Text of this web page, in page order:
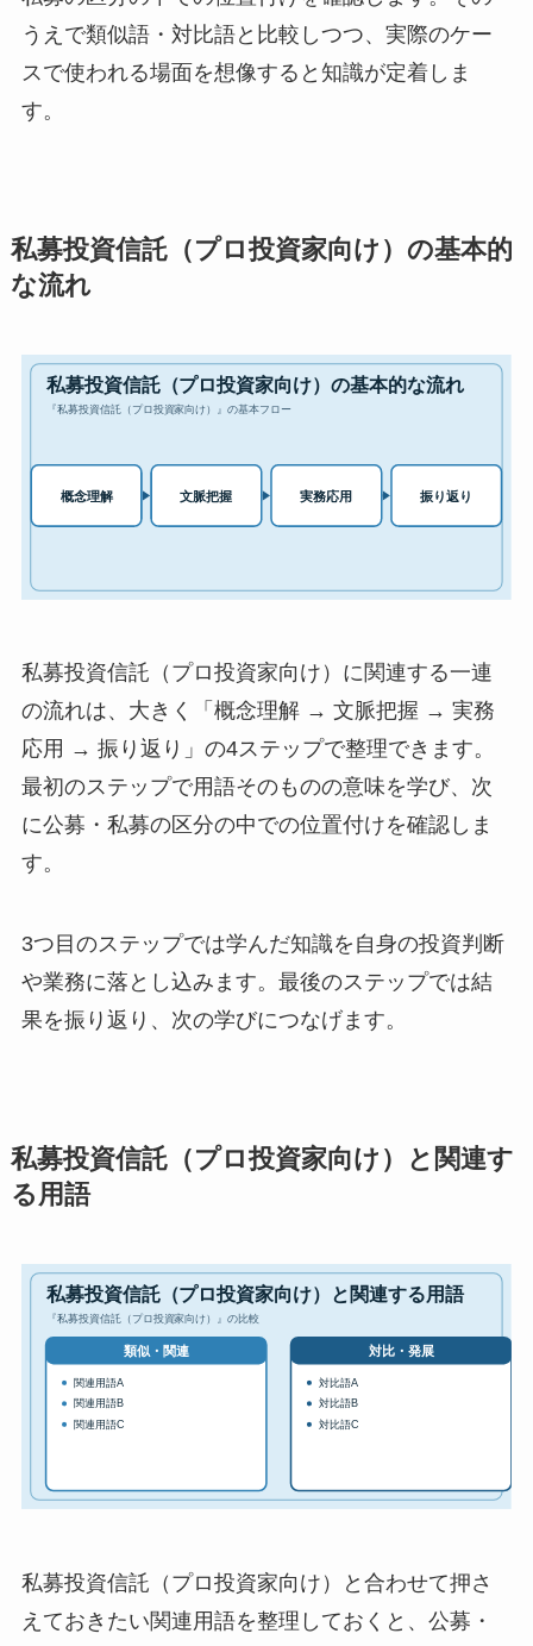
うえで類似語・対比語と比較しつつ、実際のケー
スで使われる場面を想像すると知識が定着しま
す。
私募投資信託（プロ投資家向け）の基本的
な流れ
私募投資信託（プロ投資家向け）に関連する一連
の流れは、大きく「概念理解 → 文脈把握 → 実務
応用 → 振り返り」の4ステップで整理できます。
最初のステップで用語そのものの意味を学び、次
に公募・私募の区分の中での位置付けを確認しま
す。
3つ目のステップでは学んだ知識を自身の投資判断
や業務に落とし込みます。最後のステップでは結
果を振り返り、次の学びにつなげます。
私募投資信託（プロ投資家向け）と関連す
る用語
私募投資信託（プロ投資家向け）と合わせて押さ
えておきたい関連用語を整理しておくと、公募・